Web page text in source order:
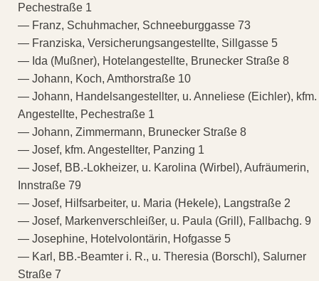
Pechestraße 1
— Franz, Schuhmacher, Schneeburggasse 73
— Franziska, Versicherungsangestellte, Sillgasse 5
— Ida (Mußner), Hotelangestellte, Brunecker Straße 8
— Johann, Koch, Amthorstraße 10
— Johann, Handelsangestellter, u. Anneliese (Eichler), kfm.
Angestellte, Pechestraße 1
— Johann, Zimmermann, Brunecker Straße 8
— Josef, kfm. Angestellter, Panzing 1
— Josef, BB.-Lokheizer, u. Karolina (Wirbel), Aufräumerin,
Innstraße 79
— Josef, Hilfsarbeiter, u. Maria (Hekele), Langstraße 2
— Josef, Markenverschleißer, u. Paula (Grill), Fallbachg. 9
— Josephine, Hotelvolontärin, Hofgasse 5
— Karl, BB.-Beamter i. R., u. Theresia (Borschl), Salurner
Straße 7